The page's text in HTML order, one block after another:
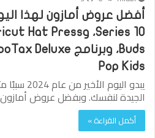
Pop Kids
يبدو اليوم
الجيدة لنفسك. وبفضل عروض أمازون
أكمل القراءة »